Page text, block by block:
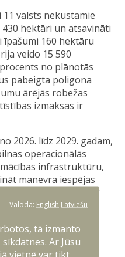
valsts nekustamie
hektāri un atsavināti
160 hektāru
veido 15 590
no plānotās
pabeigta poligona
ārējās robežas
izmaksas ir
2026. līdz 2029. gadam,
operacionālās
infrastruktūru,
manevra iespējas
gada 26. septembrī
otrās kārtas
partnerības
ministrija
nekustamie
Valoda: English Latviešu
tā izmanto
Ar Jūsu
vietnē var tikt